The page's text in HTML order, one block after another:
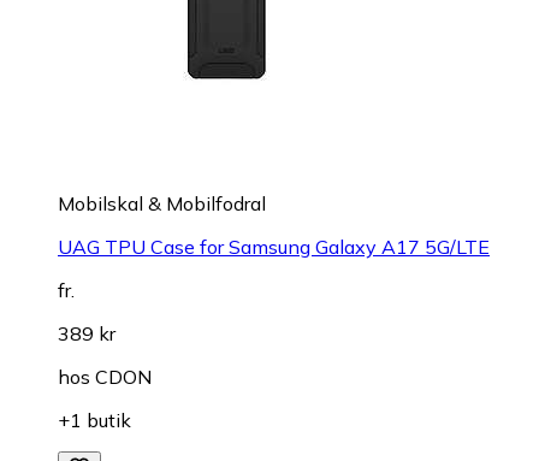
Mobilskal & Mobilfodral
UAG TPU Case for Samsung Galaxy A17 5G/LTE
fr.
389 kr
hos CDON
+1 butik